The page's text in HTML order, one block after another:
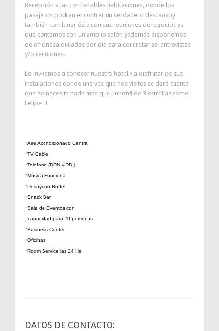
Recepción a las confortables habitaciones, donde los
pasajeros podran encontrar un verdadero descansoy
también combinar éste con sus reuniones denegocios ya
que contamos con un amplio salón yademás disponemos
de oficinasalquiladas por dia para concretar asi entrevistas
y/o reuniones.
Lo invitamos a conocer nuestro hotel y a disfrutar de sus
instalaciones donde una ves que nos visites se dará cuenta
que no necesita nada mas que unhotel de 3 estrellas como
Felipe II
·Aire Acondicionado Central
·TV Cable
·Teléfono (DDN y DDI)
·Música Funcional
·Desayuno Buffet
·Snack Bar
·Sala de Eventos con
. capacidad para 70 personas
·Business Center
·Oficinas
·Room Service las 24 Hs.
DATOS DE CONTACTO: